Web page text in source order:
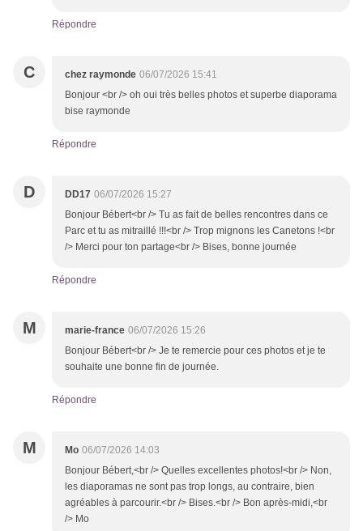
Répondre
C chez raymonde 06/07/2026 15:41
Bonjour <br /> oh oui très belles photos et superbe diaporama
bise raymonde
Répondre
D DD17 06/07/2026 15:27
Bonjour Bébert<br /> Tu as fait de belles rencontres dans ce
Parc et tu as mitraillé !!!<br /> Trop mignons les Canetons !<br
/> Merci pour ton partage<br /> Bises, bonne journée
Répondre
M marie-france 06/07/2026 15:26
Bonjour Bébert<br /> Je te remercie pour ces photos et je te
souhaite une bonne fin de journée.
Répondre
M Mo 06/07/2026 14:03
Bonjour Bébert,<br /> Quelles excellentes photos!<br /> Non,
les diaporamas ne sont pas trop longs, au contraire, bien
agréables à parcourir.<br /> Bises.<br /> Bon après-midi,<br
/> Mo